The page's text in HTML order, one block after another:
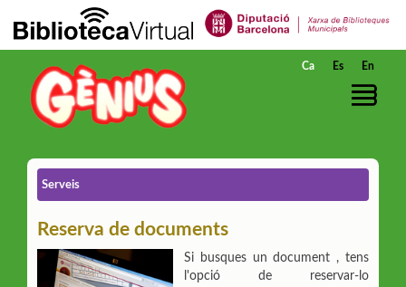
Salta al contingut principal
Ca Es En
Serveis
Reserva de documents
Si busques un document , tens
l'opció de reservar-lo